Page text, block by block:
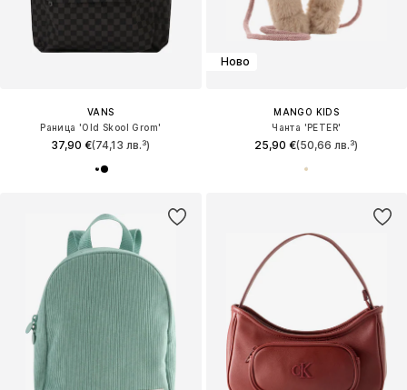
VANS
Раница 'Old Skool Grom'
37,90 €(74,13 лв.³)
Ново
MANGO KIDS
Чанта 'PETER'
25,90 €(50,66 лв.³)